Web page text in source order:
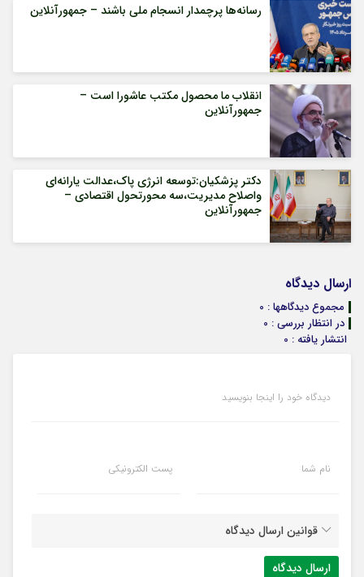
رسانه‌ها پرچمدار انسجام ملی باشند – جمهورآنلاین
انقلاب ما محصول مکتب عاشورا است –
جمهورآنلاین
دکتر پزشکیان:توسعه انرژی پاک،عدالت یارانه‌ای
واصلاح مدیریت،سه محورتحول اقتصادی –
جمهورآنلاین
ارسال دیدگاه
مجموع دیدگاهها : 0
در انتظار بررسی : 0
انتشار یافته : 0
دیدگاه خود را اینجا بنویسید
نام شما پست الکترونیکی
قوانین ارسال دیدگاه